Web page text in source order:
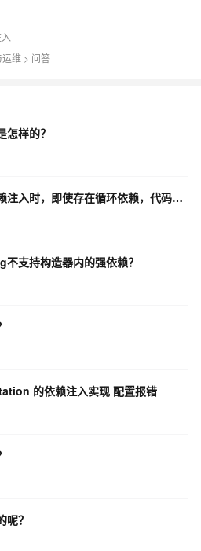
运维 > 问答
样的？
为什么在使用Spring进行依赖注入时，即使存在循环依赖，代码也能正常工作？
支持构造器内的强依赖？
的依赖注入实现 配置报错
？